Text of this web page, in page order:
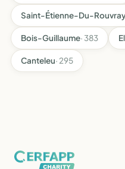
Saint-Étienne-Du-
Bois-Guillaume· 383
Canteleu· 295